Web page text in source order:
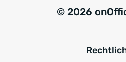
© 2026